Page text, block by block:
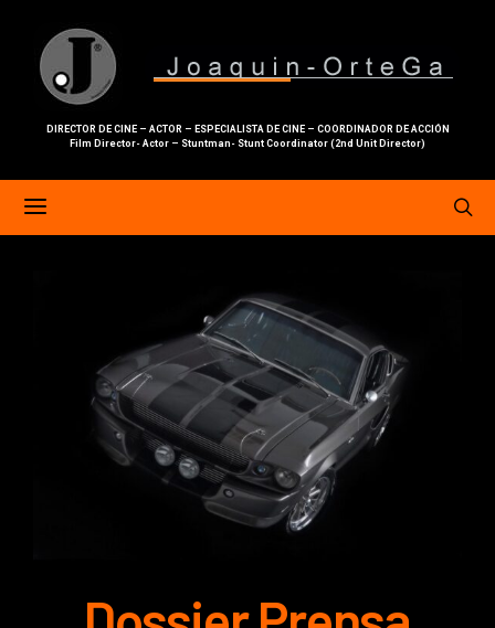
DIRECTOR DE CINE – ACTOR – ESPECIALISTA DE CINE – COORDINADOR DE ACCIÓN
Film Director- Actor – Stuntman- Stunt Coordinator (2nd Unit Director)